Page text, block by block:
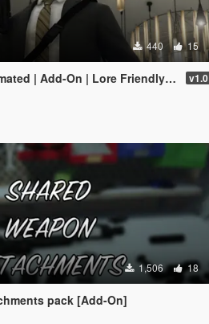
440 15
| Add-On | Lore Friendly | FiveM] v1.0
1,506 18
pack [Add-On]